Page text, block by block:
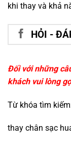
khi thay và khả
HỎI -
Đối với những
khách vui lòng
Từ khóa tìm
thay chân sạc